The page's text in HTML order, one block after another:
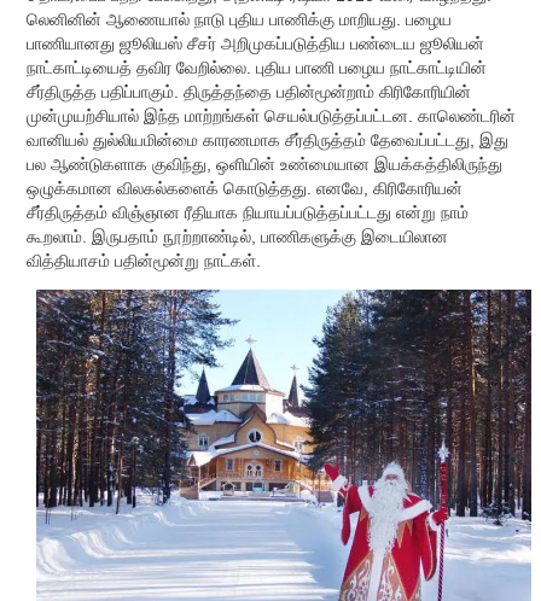
லெனினின் ஆணையால் நாடு புதிய பாணிக்கு மாறியது. பழைய
பாணியானது ஜூலியஸ் சீசர் அறிமுகப்படுத்திய பண்டைய ஜூலியன்
நாட்காட்டியைத் தவிர வேறில்லை. புதிய பாணி பழைய நாட்காட்டியின்
சீர்திருத்த பதிப்பாகும். திருத்தந்தை பதின்மூன்றாம் கிரிகோரியின்
முன்முயற்சியால் இந்த மாற்றங்கள் செயல்படுத்தப்பட்டன. காலெண்டரின்
வானியல் துல்லியமின்மை காரணமாக சீர்திருத்தம் தேவைப்பட்டது, இது
பல ஆண்டுகளாக குவிந்து, ஒளியின் உண்மையான இயக்கத்திலிருந்து
ஒழுக்கமான விலகல்களைக் கொடுத்தது. எனவே, கிரிகோரியன்
சீர்திருத்தம் விஞ்ஞான ரீதியாக நியாயப்படுத்தப்பட்டது என்று நாம்
கூறலாம். இருபதாம் நூற்றாண்டில், பாணிகளுக்கு இடையிலான
வித்தியாசம் பதின்மூன்று நாட்கள்.